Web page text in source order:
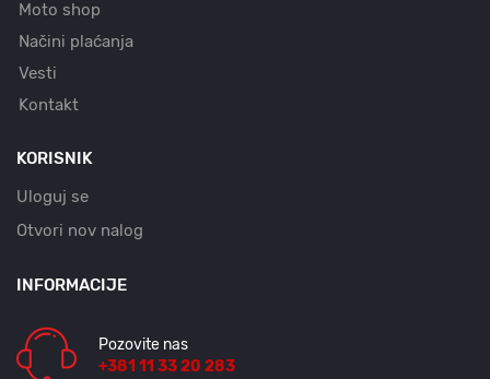
Moto shop
Načini plaćanja
Vesti
Kontakt
KORISNIK
Uloguj se
Otvori nov nalog
INFORMACIJE
Pozovite nas
+381 11 33 20 283